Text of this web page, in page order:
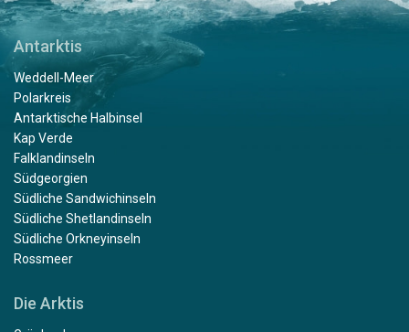
Antarktis
Weddell-Meer
Polarkreis
Antarktische Halbinsel
Kap Verde
Falklandinseln
Südgeorgien
Südliche Sandwichinseln
Südliche Shetlandinseln
Südliche Orkneyinseln
Rossmeer
Die Arktis